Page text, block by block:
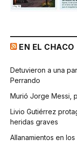
EN EL CHACO
Detuvieron a una
Perrando
Murió Jorge Messi,
Livio Gutiérrez
heridas graves
Allanamientos en